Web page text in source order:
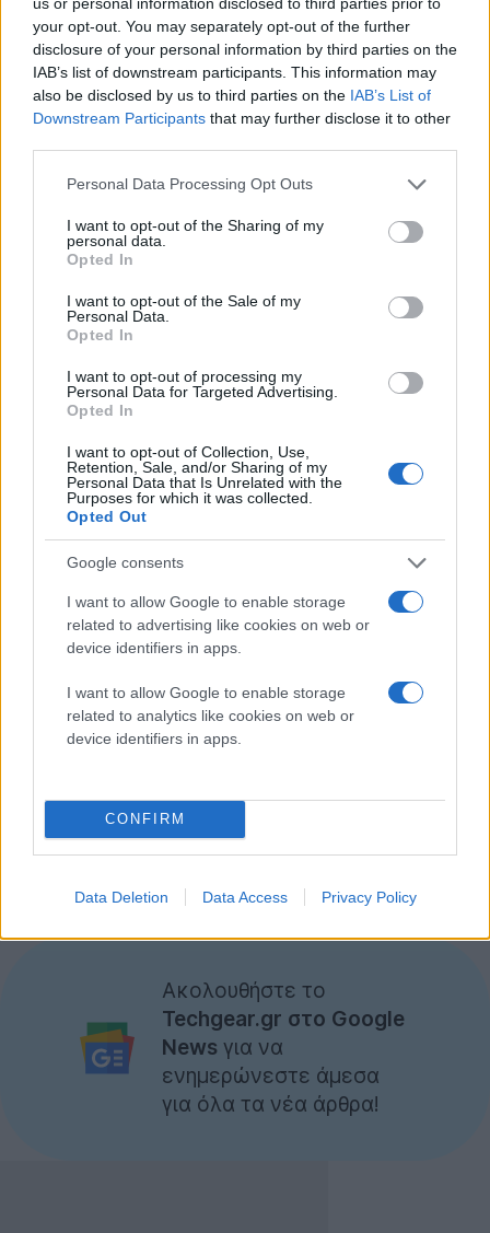
your opt-out. You may separately opt-out of the further
disclosure of your personal information by third parties on the
IAB’s list of downstream participants. This information may
also be disclosed by us to third parties on the IAB’s List of
Downstream Participants that may further disclose it to other
Please note that this website/app uses one or more Google
not limited to your visit or usage behaviour. You may click to
grant or deny consent to Google and its third-party tags to
use your data for below specified purposes in below Google
consent section.
Personal Data Processing Opt Outs
I want to opt-out of the Sharing of my
personal data.
Opted In
I want to opt-out of the Sale of my
Personal Data.
Opted In
I want to opt-out of processing my
Personal Data for Targeted Advertising.
Opted In
I want to opt-out of Collection, Use,
Retention, Sale, and/or Sharing of my
Personal Data that Is Unrelated with the
Purposes for which it was collected.
Opted Out
Google consents
I want to allow Google to enable storage
related to advertising like cookies on web or
device identifiers in apps.
I want to allow Google to enable storage
related to analytics like cookies on web or
device identifiers in apps.
CONFIRM
Data Deletion Data Access Privacy Policy
Να σημειώσουμε ότι η Kim Komando εξακολουθεί να
παρουσιάζει και σήμερα (ραδιοφωνική) εκπομπή με
Ακολουθήστε το
Techgear.gr στο Google
News για να
ενημερώνεστε άμεσα
για όλα τα νέα άρθρα!